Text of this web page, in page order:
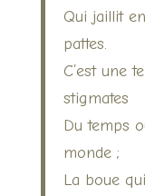
Qui jaillit
pattes.
C’est une
stigmates
Du temps
monde ;
La boue